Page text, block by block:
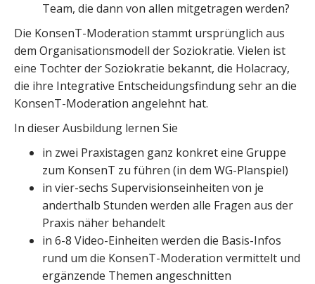
Team, die dann von allen mitgetragen werden?
Die KonsenT-Moderation stammt ursprünglich aus
dem Organisationsmodell der Soziokratie. Vielen ist
eine Tochter der Soziokratie bekannt, die Holacracy,
die ihre Integrative Entscheidungsfindung sehr an die
KonsenT-Moderation angelehnt hat.
In dieser Ausbildung lernen Sie
in zwei Praxistagen ganz konkret eine Gruppe
zum KonsenT zu führen (in dem WG-Planspiel)
in vier-sechs Supervisionseinheiten von je
anderthalb Stunden werden alle Fragen aus der
Praxis näher behandelt
in 6-8 Video-Einheiten werden die Basis-Infos
rund um die KonsenT-Moderation vermittelt und
ergänzende Themen angeschnitten